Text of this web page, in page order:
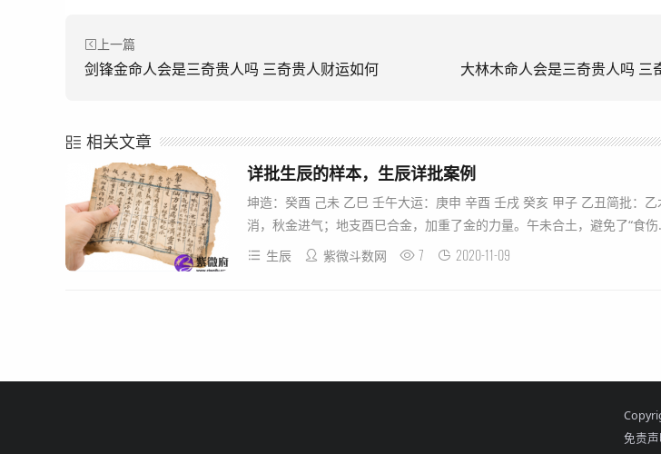
上一篇
剑锋金命人会是三奇贵人吗 三奇贵人财运如何 大林木命人会是三奇贵人吗 三
相关文章
详批生辰的样本，生辰详批案例
坤造：癸酉 己未 乙巳 壬午大运：庚申 辛酉 壬戌 癸亥 甲子 乙丑简批：
消，秋金进气；地支酉巳合金，加重了金的力量。午未合土，避免了“食伤
生辰
紫微斗数网 7 2020-11-09
免责